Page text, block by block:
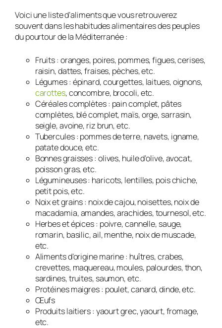
Voici une liste d’aliments que vous retrouverez
souvent dans les habitudes alimentaires des peuples
du pourtour de la Méditerranée :
Fruits : oranges, poires, pommes, figues, cerises,
raisin, dattes, fraises, pèches, etc.
Légumes : épinard, courgettes, laitues, oignons,
carottes, concombre, brocoli, etc.
Céréales complètes : pain complet, pâtes
complètes, blé complet, maïs, orge, sarrasin,
seigle, avoine, riz brun, etc.
Tubercules : pommes de terre, navets, igname,
patate douce, etc.
Bonnes graisses : olives, huile d’olive, avocat,
poisson gras, etc.
Légumineuses : haricots, lentilles, pois chiche,
petit pois, etc.
Noix et grains : noix de cajou, noisettes, noix de
macadamia, amandes, arachides, tournesol, etc.
Herbes et épices : poivre, cannelle, sauge,
romarin, basilic, ail, menthe, noix de muscade,
etc.
Aliments d’origine marine : huîtres, crabes,
crevettes, maquereau, moules, palourdes, thon,
sardines, truites, saumon, etc.
Protéines maigres : poulet, canard, dinde, etc.
Œufs
Produits laitiers : yaourt grec, yaourt, fromage,
etc.